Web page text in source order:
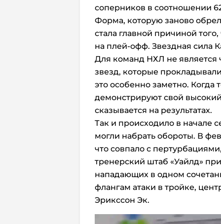
соперников в соотношении
Форма, которую заново
стала главной причиной
на плей-офф. Звездная сила
Для команд НХЛ не является
звезд, которые
это особенно заметно.
демонстрируют свой
сказывается на результатах.
Так и происходило в начале
могли набрать обороты. В
что совпало с
тренерский штаб «Уайлд»
нападающих в одном
флангам атаки в тройке,
Эрикссон Эк.